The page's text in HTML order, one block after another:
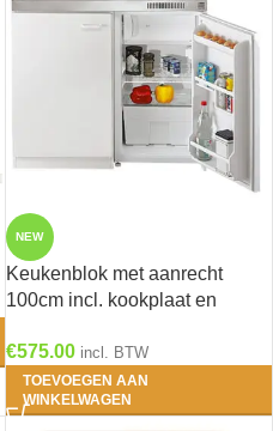
NEW
Keukenblok met aanrecht
100cm incl. kookplaat en
€575.00 incl. BTW
TOEVOEGEN AAN
WINKELWAGEN